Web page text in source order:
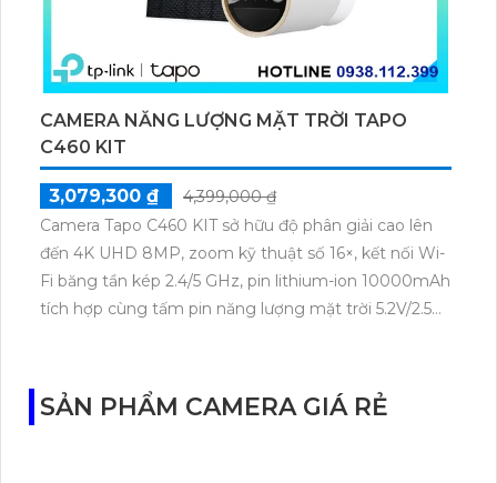
CAMERA NĂNG LƯỢNG MẶT TRỜI TAPO
C460 KIT
3,079,300 ₫
4,399,000 ₫
Camera Tapo C460 KIT sở hữu độ phân giải cao lên
đến 4K UHD 8MP, zoom kỹ thuật số 16×, kết nối Wi-
Fi băng tần kép 2.4/5 GHz, pin lithium-ion 10000mAh
tích hợp cùng tấm pin năng lượng mặt trời 5.2V/2.5W.
SẢN PHẨM CAMERA GIÁ RẺ